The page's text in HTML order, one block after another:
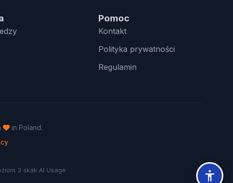
Pomoc
Kontakt
Polityka prywatności
Regulamin
in Poland.
3 skali AI Usage